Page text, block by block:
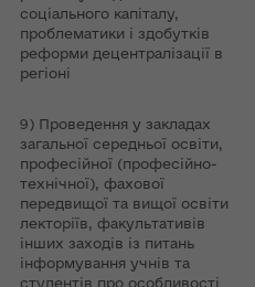
соціального капіталу,
проблематики і здобутків
реформи децентралізації в
регіоні
9) Проведення у закладах
загальної середньої освіти,
професійної (професійно-
технічної), фахової
передвищої та вищої освіти
лекторіїв, факультативів
інших заходів із питань
інформування учнів та
студентів про особливості